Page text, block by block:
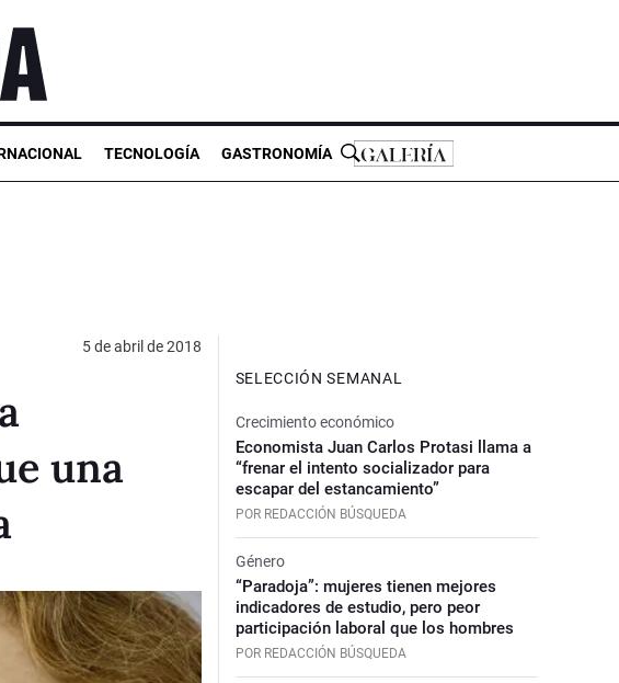
TECNOLOGÍA GASTRONOMÍA
5 de abril de 2018
una
SELECCIÓN SEMANAL
Crecimiento económico
Economista Juan Carlos Protasi llama a
“frenar el intento socializador para
escapar del estancamiento”
POR REDACCIÓN BÚSQUEDA
Género
“Paradoja”: mujeres tienen mejores
indicadores de estudio, pero peor
participación laboral que los hombres
POR REDACCIÓN BÚSQUEDA